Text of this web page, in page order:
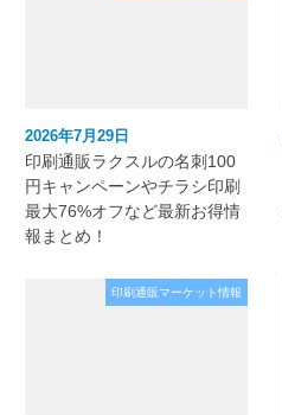
2026年7月29日
印刷通販ラクスルの名刺100
円キャンペーンやチラシ印刷
最大76%オフなど最新お得情
報まとめ！
印刷通販マーケット情報